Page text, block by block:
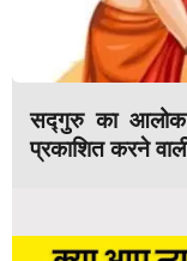
सद्गुरु का
प्रकाशित करने